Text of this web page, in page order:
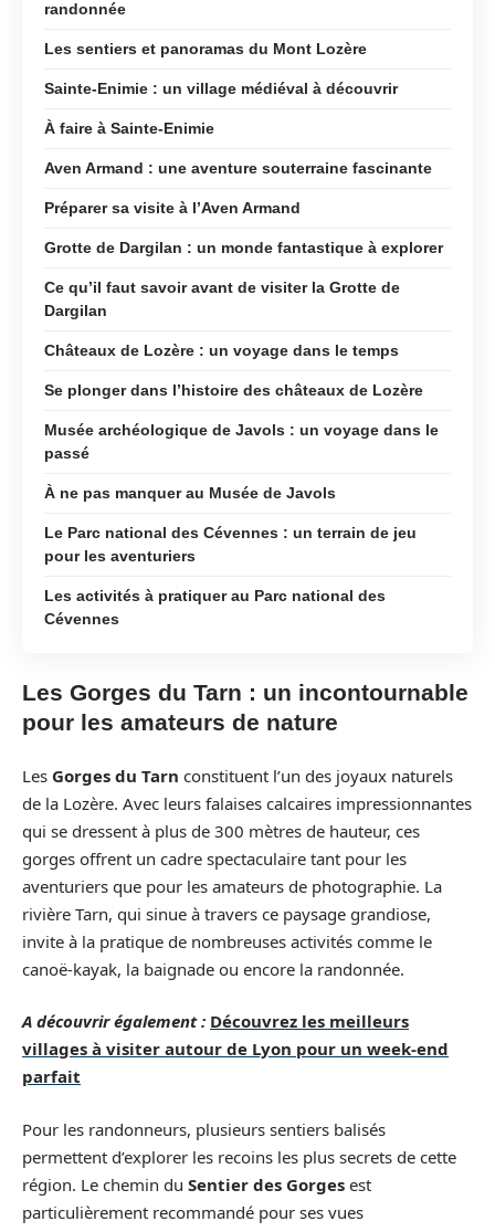
randonnée
Les sentiers et panoramas du Mont Lozère
Sainte-Enimie : un village médiéval à découvrir
À faire à Sainte-Enimie
Aven Armand : une aventure souterraine fascinante
Préparer sa visite à l’Aven Armand
Grotte de Dargilan : un monde fantastique à explorer
Ce qu’il faut savoir avant de visiter la Grotte de
Dargilan
Châteaux de Lozère : un voyage dans le temps
Se plonger dans l’histoire des châteaux de Lozère
Musée archéologique de Javols : un voyage dans le
passé
À ne pas manquer au Musée de Javols
Le Parc national des Cévennes : un terrain de jeu
pour les aventuriers
Les activités à pratiquer au Parc national des
Cévennes
Les Gorges du Tarn : un incontournable
pour les amateurs de nature
Les Gorges du Tarn constituent l’un des joyaux naturels
de la Lozère. Avec leurs falaises calcaires impressionnantes
qui se dressent à plus de 300 mètres de hauteur, ces
gorges offrent un cadre spectaculaire tant pour les
aventuriers que pour les amateurs de photographie. La
rivière Tarn, qui sinue à travers ce paysage grandiose,
invite à la pratique de nombreuses activités comme le
canoë-kayak, la baignade ou encore la randonnée.
A découvrir également : Découvrez les meilleurs
villages à visiter autour de Lyon pour un week-end
parfait
Pour les randonneurs, plusieurs sentiers balisés
permettent d’explorer les recoins les plus secrets de cette
région. Le chemin du Sentier des Gorges est
particulièrement recommandé pour ses vues